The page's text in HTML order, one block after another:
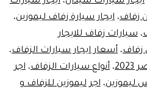
ايجار
ليموزين
استرتش
زفاف، ايجار سيارة زفاف ليموزين،
، سيارات زفاف للايجار
زفاف، أسعار ايجار سيارات الزفاف،
، أنواع سيارات الزفاف، اجر
ليموزين،اجر ليموزين للزفاف و